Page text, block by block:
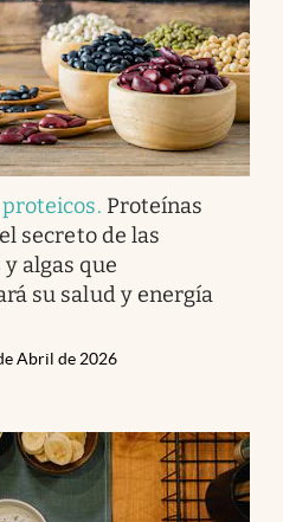
. Proteínas
secreto de las
algas que
su salud y energía
Abril de 2026